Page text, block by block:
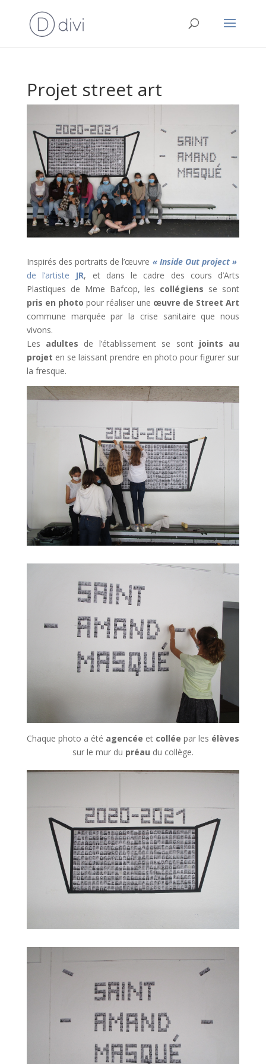
Projet street art
Inspirés des portraits de l’œuvre « Inside Out project »
de l’artiste JR, et dans le cadre des cours d’Arts
Plastiques de Mme Bafcop, les collégiens se sont
pris en photo pour réaliser une œuvre de Street Art
commune marquée par la crise sanitaire que nous
vivons.
Les adultes de l’établissement se sont joints au
projet en se laissant prendre en photo pour figurer sur
la fresque.
Chaque photo a été agencée et collée par les élèves
sur le mur du préau du collège.